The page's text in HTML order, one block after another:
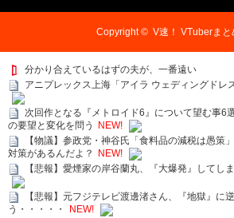
Copyright © V速！ VTuberまと
分かり合えているはずの夫が、一番遠い
アニプレックス上海「アイラ ウェディングドレ
次回作となる『メトロイド6』について望む事6
の要望と変化を問う
NEW!
【物議】参政党・神谷氏「食料品の減税は愚
対策があるんだよ？
NEW!
【悲報】愛煙家の岸谷蘭丸、『大爆発』してし
【悲報】元フジテレビ渡邊渚さん、『地獄』に
う・・・・・
NEW!